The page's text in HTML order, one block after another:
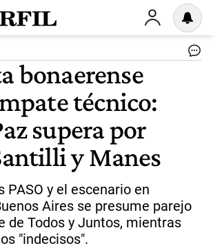
bonaerense
técnico:
supera por
y Manes
PASO y el escenario en
Aires se presume parejo
de Todos y Juntos, mientras
"indecisos".